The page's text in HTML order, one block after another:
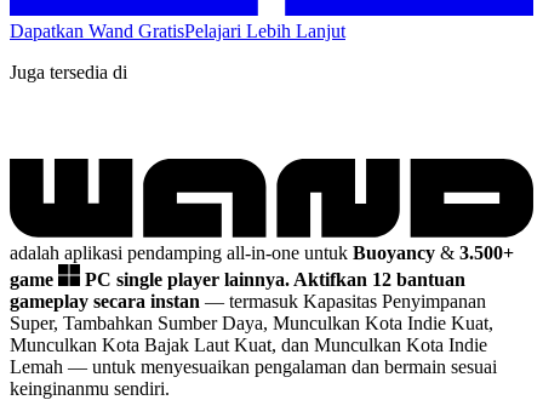
Dapatkan Wand GratisPelajari Lebih Lanjut
Juga tersedia di
adalah aplikasi pendamping all-in-one untuk Buoyancy & 3.500+
game
PC single player lainnya. Aktifkan 12 bantuan
gameplay secara instan — termasuk Kapasitas Penyimpanan
Super, Tambahkan Sumber Daya, Munculkan Kota Indie Kuat,
Munculkan Kota Bajak Laut Kuat, dan Munculkan Kota Indie
Lemah — untuk menyesuaikan pengalaman dan bermain sesuai
keinginanmu sendiri.